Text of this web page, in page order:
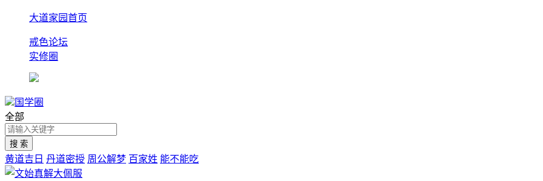
大道家园首页
戒色论坛
实修圈
国学圈
全部
黄道吉日 丹道密授 周公解梦 百家姓 能不能吃